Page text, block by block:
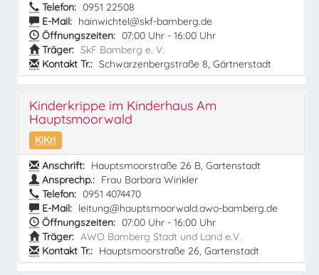
Telefon: 0951 22508
E-Mail: hainwichtel@skf-bamberg.de
Öffnungszeiten: 07:00 Uhr - 16:00 Uhr
Träger: SkF Bamberg e. V.
Kontakt Tr.: Schwarzenbergstraße 8, Gärtnerstadt
Kinderkrippe im Kinderhaus Am
Hauptsmoorwald
KiKri
Anschrift: Hauptsmoorstraße 26 B, Gartenstadt
Ansprechp.: Frau Barbara Winkler
Telefon: 0951 4074470
E-Mail: leitung@hauptsmoorwald.awo-bamberg.de
Öffnungszeiten: 07:00 Uhr - 16:00 Uhr
Träger: AWO Bamberg Stadt und Land e.V.
Kontakt Tr.: Hauptsmoorstraße 26, Gartenstadt